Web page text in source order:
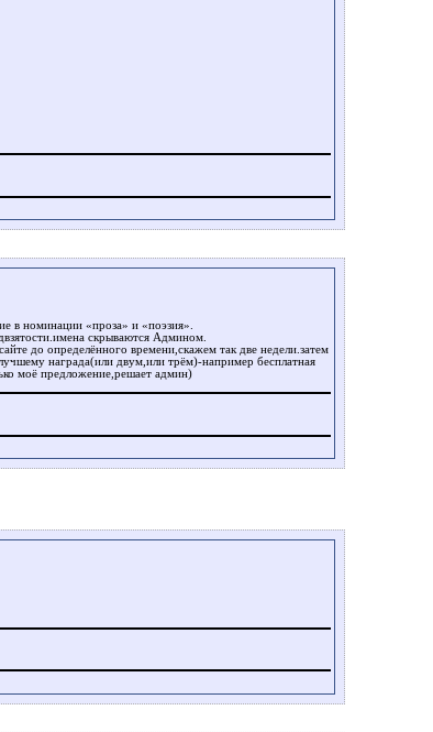
в номинации «проза» и «поэзия».
скрываются Админом.
до определённого времени,скажем так две недели.затем
награда(или двум,или трём)-например бесплатная
моё предложение,решает админ)